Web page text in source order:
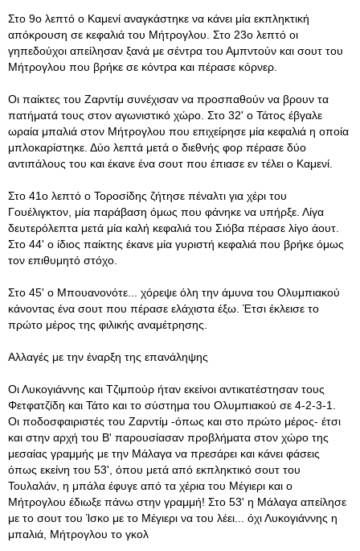
Στο 9ο λεπτό ο Καμενί αναγκάστηκε να κάνει μία εκπληκτική
απόκρουση σε κεφαλιά του Μήτρογλου. Στο 23ο λεπτό οι
γηπεδούχοι απείλησαν ξανά με σέντρα του Αμπντούν και σουτ του
Μήτρογλου που βρήκε σε κόντρα και πέρασε κόρνερ.
Οι παίκτες του Ζαρντίμ συνέχισαν να προσπαθούν να βρουν τα
πατήματά τους στον αγωνιστικό χώρο. Στο 32' ο Τάτος έβγαλε
ωραία μπαλιά στον Μήτρογλου που επιχείρησε μία κεφαλιά η οποία
μπλοκαρίστηκε. Δύο λεπτά μετά ο διεθνής φορ πέρασε δύο
αντιπάλους του και έκανε ένα σουτ που έπιασε εν τέλει ο Καμενί.
Στο 41ο λεπτό ο Τοροσίδης ζήτησε πέναλτι για χέρι του
Γουέλιγκτον, μία παράβαση όμως που φάνηκε να υπήρξε. Λίγα
δευτερόλεπτα μετά μία καλή κεφαλιά του Σιόβα πέρασε λίγο άουτ.
Στο 44' ο ίδιος παίκτης έκανε μία γυριστή κεφαλιά που βρήκε όμως
τον επιθυμητό στόχο.
Στο 45' ο Μπουανονότε... χόρεψε όλη την άμυνα του Ολυμπιακού
κάνοντας ένα σουτ που πέρασε ελάχιστα έξω. Έτσι έκλεισε το
πρώτο μέρος της φιλικής αναμέτρησης.
Αλλαγές με την έναρξη της επανάληψης
Οι Λυκογιάννης και Τζιμπούρ ήταν εκείνοι αντικατέστησαν τους
Φετφατζίδη και Τάτο και το σύστημα του Ολυμπιακού σε 4-2-3-1.
Οι ποδοσφαιριστές του Ζαρντίμ -όπως και στο πρώτο μέρος- έτσι
και στην αρχή του Β' παρουσίασαν προβλήματα στον χώρο της
μεσαίας γραμμής με την Μάλαγα να πρεσάρει και κάνει φάσεις
όπως εκείνη του 53', όπου μετά από εκπληκτικό σουτ του
Τουλαλάν, η μπάλα έφυγε από τα χέρια του Μέγιερι και ο
Μήτρογλου έδιωξε πάνω στην γραμμή! Στο 53' η Μάλαγα απείλησε
με το σουτ του Ίσκο με το Μέγιερι να του λέει... όχι Λυκογιάννης η
μπαλιά, Μήτρογλου το γκολ